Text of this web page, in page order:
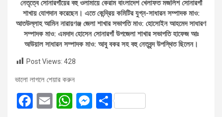
নেতৃত্বে সোনারগাঁয়ের বহু ওলামায়ে কেরাম বাংলাদেশ খেলাফত মজলিশ সোনারগাঁ
শাখায় যোগদান করেছেন। এতে কেন্দ্রিয় কমিটির যুগ্ন-সাধারন সম্পাদক মাও:
আতউল্লাহ আমিন নারায়ণঞ্জ জেলা শাখার সভাপতি মাও: হোসোইন আহমেদ সাধারণ
সম্পাদক মাও: এমদাদ হোসেন সোনারগাঁ উপজেলা শাখার সভাপতি হাফেজ আঃ
আউয়াল সাধারন সম্পাদক মাও: আবু বকর সহ বহু নেতৃবৃন্দ উপস্থিত ছিলেন।
Post Views: 428
ভালো লাগলে শেয়ার করুন
F
E
W M S